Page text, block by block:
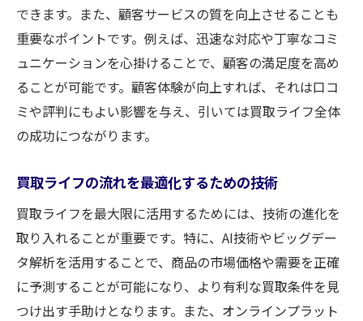
できます。また、顧客サービスの質を向上させることも
重要なポイントです。例えば、迅速な対応や丁寧なコミ
ュニケーションを心掛けることで、顧客の満足度を高め
ることが可能です。顧客体験が向上すれば、それは口コ
ミや評判にもよい影響を与え、引いては買取ライフ全体
の成功につながります。
買取ライフの流れを最適化するための技術
買取ライフを最大限に活用するためには、技術の進化を
取り入れることが重要です。特に、AI技術やビッグデー
タ解析を活用することで、商品の市場価格や需要を正確
に予測することが可能になり、より有利な買取条件を見
つけ出す手助けとなります。また、オンラインプラット